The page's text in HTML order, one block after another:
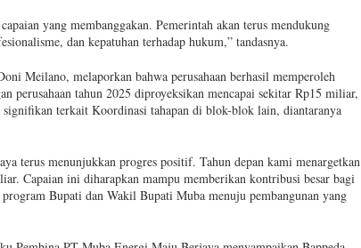
yang membanggakan. Pemerintah akan terus mendukung
dan kepatuhan terhadap hukum,” tandasnya.
Meilano, melaporkan bahwa perusahaan berhasil memperoleh
perusahaan tahun 2025 diproyeksikan mencapai sekitar Rp15 miliar,
terkait Koordinasi tahapan di blok-blok lain, diantaranya
terus menunjukkan progres positif. Tahun depan kami menargetkan
Capaian ini diharapkan mampu memberikan kontribusi besar bagi
Bupati dan Wakil Bupati Muba menuju pembangunan yang